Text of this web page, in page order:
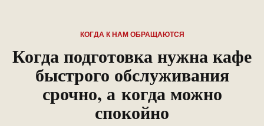
КОГДА К НАМ ОБРАЩАЮТСЯ
Когда подготовка нужна кафе
быстрого обслуживания
срочно, а когда можно
спокойно